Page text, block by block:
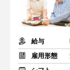
給与
雇用形態